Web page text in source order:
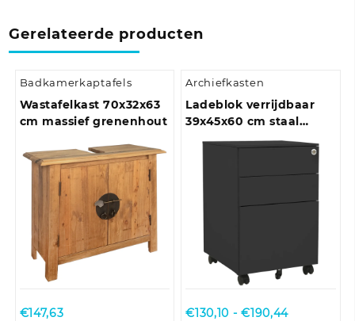
Gerelateerde producten
Badkamerkaptafels
Wastafelkast 70x32x63
cm massief grenenhout
€147,63
Archiefkasten
Ladeblok verrijdbaar
39x45x60 cm staal
antracietkleurig
€130,10 - €190,44Prijsklasse: